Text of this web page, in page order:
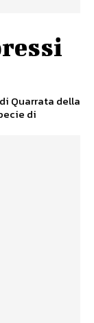
Quarrata della
di